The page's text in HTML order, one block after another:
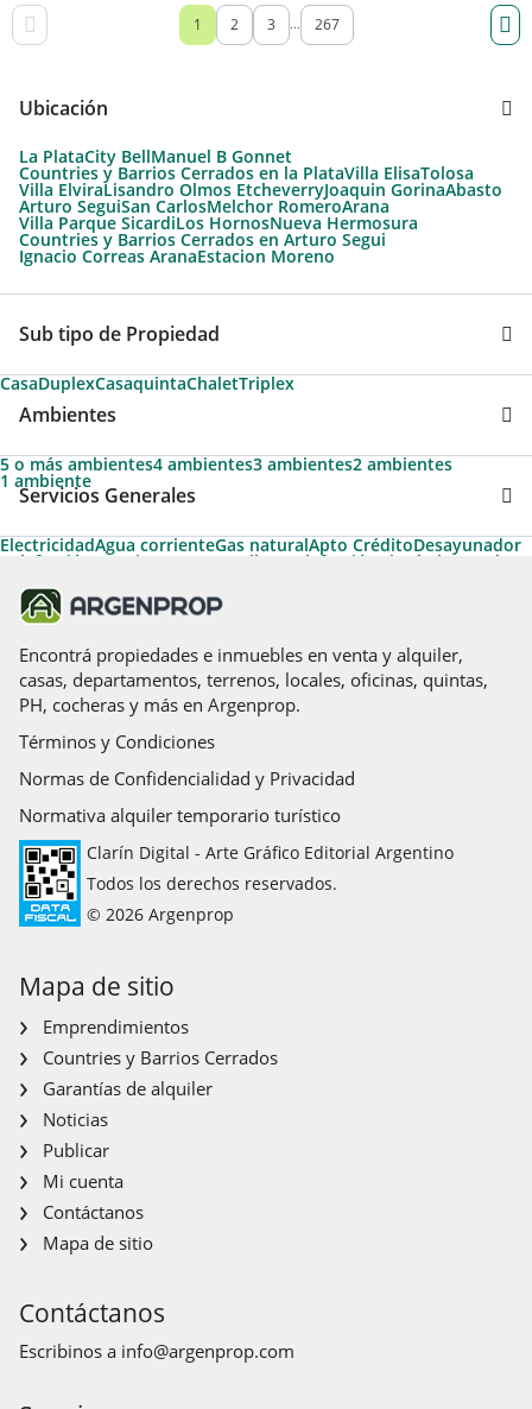
1 2 3 ... 267
Ubicación
La PlataCity BellManuel B Gonnet
Countries y Barrios Cerrados en la PlataVilla ElisaTolosa
Villa ElviraLisandro Olmos EtcheverryJoaquin GorinaAbasto
Arturo SeguiSan CarlosMelchor RomeroArana
Villa Parque SicardiLos HornosNueva Hermosura
Countries y Barrios Cerrados en Arturo Segui
Ignacio Correas AranaEstacion Moreno
Sub tipo de Propiedad
CasaDuplexCasaquintaChaletTriplex
Ambientes
5 o más ambientes4 ambientes3 ambientes2 ambientes
1 ambiente
Servicios Generales
ElectricidadAgua corrienteGas naturalApto CréditoDesayunador
Calefacción Permite Mascotas Pileta Calefacción tiro balanceado
Aire acondicionado centralAmoblado
Cancha de tenisEspacio para vehículo
Hidromasaje
Encontrá propiedades e inmuebles en venta y alquiler,
casas, departamentos, terrenos, locales, oficinas, quintas,
PH, cocheras y más en Argenprop.
Términos y Condiciones
Normas de Confidencialidad y Privacidad
Normativa alquiler temporario turístico
Clarín Digital - Arte Gráfico Editorial Argentino
Todos los derechos reservados.
© 2026 Argenprop
Mapa de sitio
Emprendimientos
Countries y Barrios Cerrados
Garantías de alquiler
Noticias
Publicar
Mi cuenta
Contáctanos
Mapa de sitio
Contáctanos
Escribinos a info@argenprop.com